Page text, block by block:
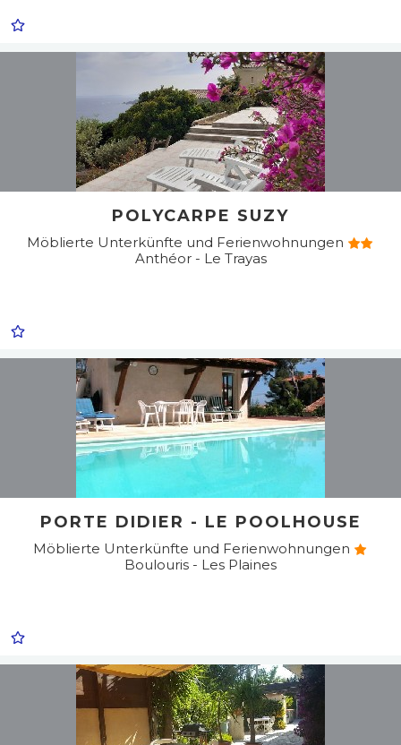
POLYCARPE SUZY
Möblierte Unterkünfte und Ferienwohnungen
Anthéor - Le Trayas
PORTE DIDIER - LE POOLHOUSE
Möblierte Unterkünfte und Ferienwohnungen
Boulouris - Les Plaines